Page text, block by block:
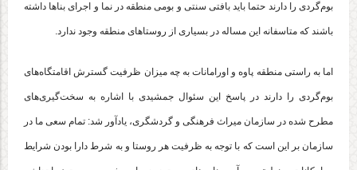
بوم‌گردی را دارند حتما باید بافتی سنتی و بومی منطقه در نما و اجرای بناها داشته
باشند که متاسفانه این مساله در بسیاری از روستاهای منطقه وجود ندارد.
اما به راستی منطقه پاوه و اورامانات به چه میزان ظرفیت گسترش اقامتگاه‌های
بوم‌گردی را دارند در پاسخ این سئوال جمشیدی با اشاره به سخت‌گیری‌های
مطرح شده در سازمان میراث فرهنگی و گردشگری، یادآور شد: تمام سعی ما در
سازمان بر این است که با توجه به ظرفیت هر روستا و به شرط دارا بودن شرایط